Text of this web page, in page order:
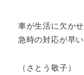
車が生活に欠か
急時の対応が早
（さとう敬子）